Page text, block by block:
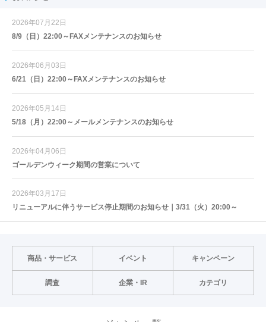
2026年07月22日
8/9（日）22:00～FAXメンテナンスのお知らせ
2026年06月03日
6/21（日）22:00～FAXメンテナンスのお知らせ
2026年05月14日
5/18（月）22:00～メールメンテナンスのお知らせ
2026年04月06日
ゴールデンウィーク期間の営業について
2026年03月17日
リニューアルに伴うサービス停止期間のお知らせ｜3/31（火）20:00～
商品・サービス イベント キャンペーン
調査 企業・IR カテゴリ